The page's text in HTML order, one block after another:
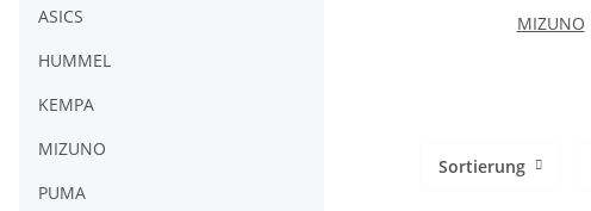
MIZUNO
Sortierung
ASICS
HUMMEL
KEMPA
MIZUNO
PUMA